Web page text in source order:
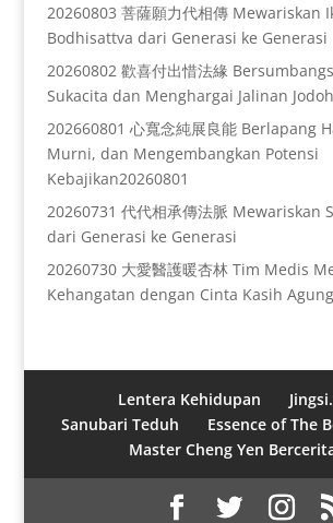
20260803 菩薩願力代相傳 Mewariskan
Bodhisattva dari Generasi ke Generasi
20260802 歡喜付出惜法緣
Sukacita dan Menghargai Jalinan
202660801 心寬念純展良能 Berlapang
Murni, dan Mengembangkan Potensi
Kebajikan20260801
20260731 代代相承傳法脈 Mewariskan
dari Generasi ke Generasi
20260730 大愛醫護暖杏林 Tim Medis
Kehangatan dengan Cinta Kasih Agung
Lentera Kehidupan
Sanubari Teduh
Essence of The
Master Cheng Yen